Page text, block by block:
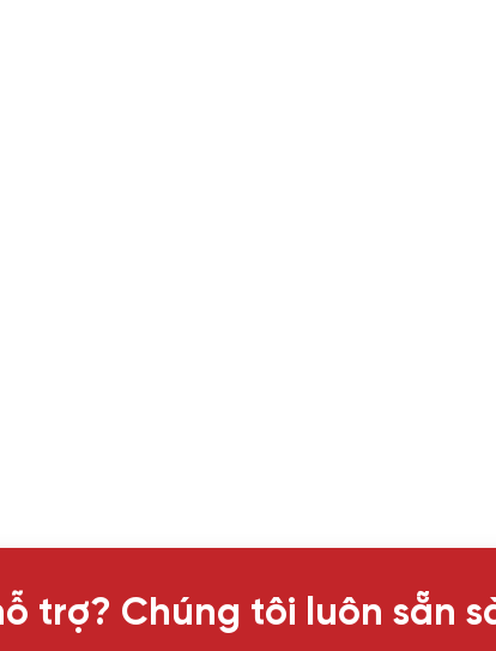
trợ? Chúng tôi luôn sẵn